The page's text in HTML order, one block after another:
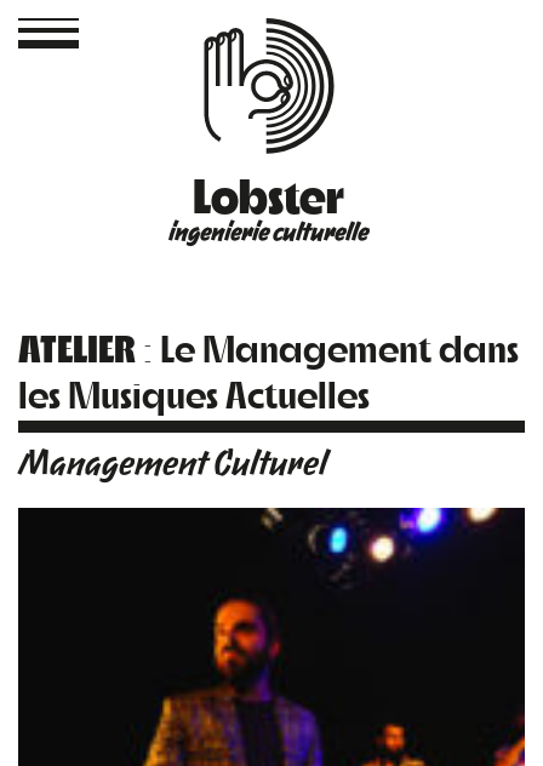
Lobster
ingenierie culturelle
ATELIER : Le Management dans
les Musiques Actuelles
Management Culturel